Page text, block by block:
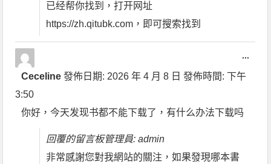
已经帮你找到，打开网址
https://zh.qitubk.com，即可搜索找到
Ceceline發佈日期: 2026 年 4 月 8 日 發佈時間: 下午
3:50
你好，今天发现书都不能下载了，有什么办法下载吗
回覆的留言板管理員: admin
非常感謝您對我網站的關注，如果發現哪本書
...